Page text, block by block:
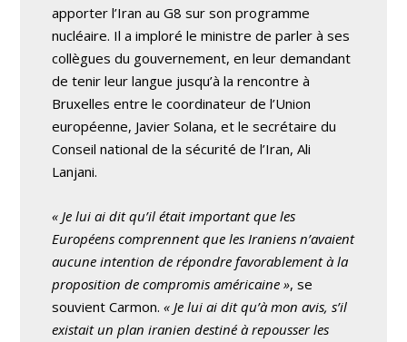
apporter l’Iran au G8 sur son programme
nucléaire. Il a imploré le ministre de parler à ses
collègues du gouvernement, en leur demandant
de tenir leur langue jusqu’à la rencontre à
Bruxelles entre le coordinateur de l’Union
européenne, Javier Solana, et le secrétaire du
Conseil national de la sécurité de l’Iran, Ali
Lanjani.
« Je lui ai dit qu’il était important que les
Européens comprennent que les Iraniens n’avaient
aucune intention de répondre favorablement à la
proposition de compromis américaine », se
souvient Carmon.« Je lui ai dit qu’à mon avis, s’il
existait un plan iranien destiné à repousser les